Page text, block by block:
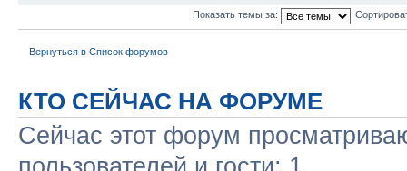
Показать темы за:
Вернуться в Список форумов
КТО СЕЙЧАС НА ФОРУМЕ
Сейчас этот форум